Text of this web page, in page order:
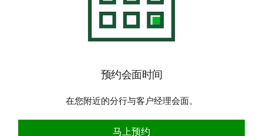
预约会面时间
在您附近的分行与客户经理会面。
马上预约
马上预约